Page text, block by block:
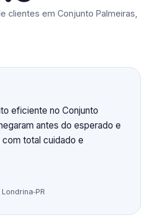
clientes em Conjunto Palmeiras,
eficiente no Conjunto
antes do esperado e
total cuidado e